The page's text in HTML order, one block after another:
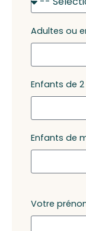
Adultes ou
Enfants de 2
Enfants de
Votre